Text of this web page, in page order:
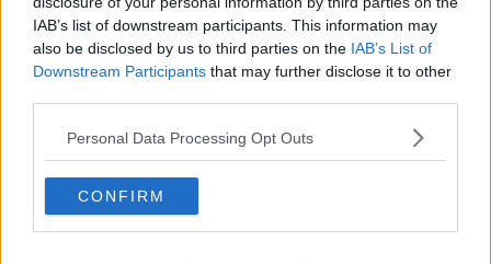
IAB’s list of downstream participants. This information may
also be disclosed by us to third parties on the IAB’s List of
Downstream Participants that may further disclose it to other
Personal Data Processing Opt Outs
CONFIRM
andranno in milonga perché sul momento e fin tanto che Morfeo
non le strappi alla cruda realtà, l’espressione scontenta s’imprime
sulla tanghera rimanendo incollata al volto.
Maria Caruso